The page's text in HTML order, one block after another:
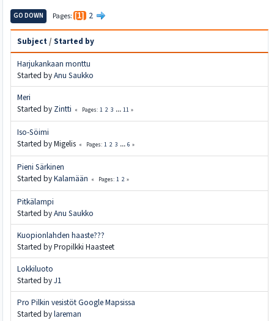
GO DOWN Pages 1 2
Subject/ Started by
Harjukankaan monttu
Started byAnu Saukko
Meri
Started by Zintti Pages 1 2 3 ... 11
Iso-Söimi
Started by Migelis
Pages 1 2 3 ... 6
Pieni Särkinen
Started byKalamään Pages 1 2
Pitkälampi
Started byAnu Saukko
Kuopionlahden haaste???
Started by Propilkki Haasteet
Lokkiluoto
Started byJ1
Pro Pilkin vesistöt Google Mapsissa
Started bylareman